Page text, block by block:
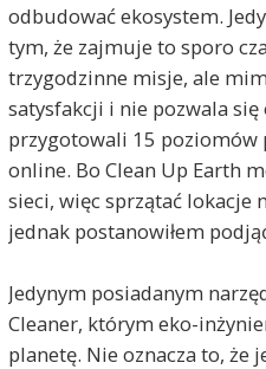
odbudować ekosystem.
tym, że zajmuje to sporo
trzygodzinne misje, ale
satysfakcji i nie pozwala
przygotowali 15 poziomów
online. Bo Clean Up Earth
sieci, więc sprzątać lokacje
jednak postanowiłem
Jedynym posiadanym
Cleaner, którym eko-
planetę. Nie oznacza to, że